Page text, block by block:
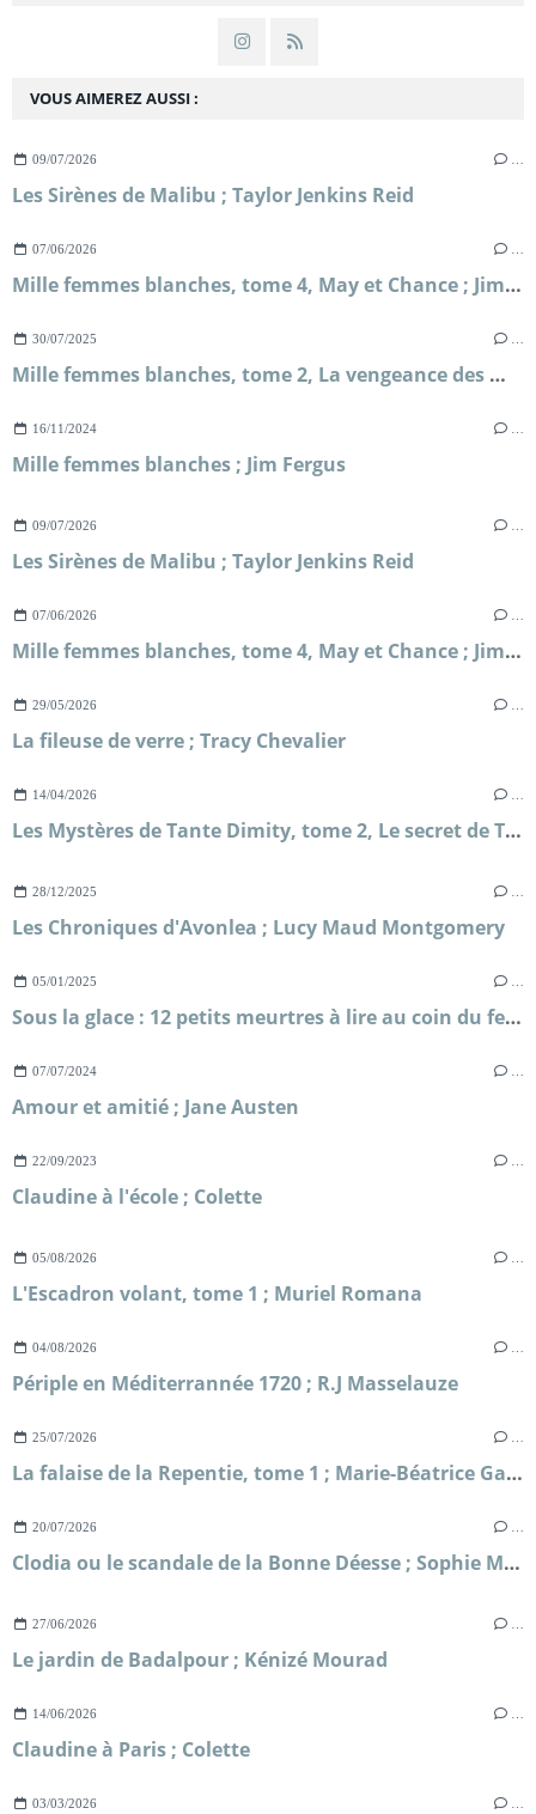
VOUS AIMEREZ AUSSI :
09/07/2026
Les Sirènes de Malibu ; Taylor Jenkins Reid
07/06/2026
Mille femmes blanches, tome 4, May et Chance ; Jim Fergus
30/07/2025
Mille femmes blanches, tome 2, La vengeance des mères ; Jim Fergus
16/11/2024
Mille femmes blanches ; Jim Fergus
09/07/2026
Les Sirènes de Malibu ; Taylor Jenkins Reid
07/06/2026
Mille femmes blanches, tome 4, May et Chance ; Jim Fergus
29/05/2026
La fileuse de verre ; Tracy Chevalier
14/04/2026
Les Mystères de Tante Dimity, tome 2, Le secret de Tante Dimity ; Nancy Atherton
28/12/2025
Les Chroniques d'Avonlea ; Lucy Maud Montgomery
05/01/2025
Sous la glace : 12 petits meurtres à lire au coin du feu ; Agatha Christie
07/07/2024
Amour et amitié ; Jane Austen
22/09/2023
Claudine à l'école ; Colette
05/08/2026
L'Escadron volant, tome 1 ; Muriel Romana
04/08/2026
Périple en Méditerrannée 1720 ; R.J Masselauze
25/07/2026
La falaise de la Repentie, tome 1 ; Marie-Béatrice Gauvin
20/07/2026
Clodia ou le scandale de la Bonne Déesse ; Sophie Malick-Prunier
27/06/2026
Le jardin de Badalpour ; Kénizé Mourad
14/06/2026
Claudine à Paris ; Colette
03/03/2026